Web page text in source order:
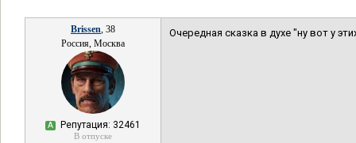
Brissen, 38
Россия, Москва
А Репутация: 32461
В отпуске
Очередная сказка в духе "ну вот у